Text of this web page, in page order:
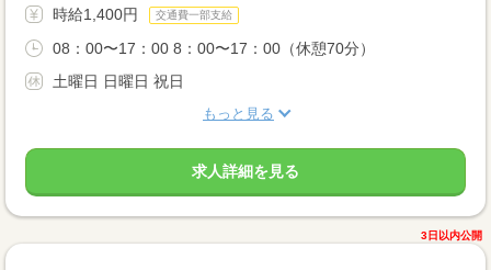
時給1,400円 交通費一部支給
08：00〜17：00 8：00〜17：00（休憩70分）
土曜日 日曜日 祝日
もっと見る
求人詳細を見る
3日以内公開